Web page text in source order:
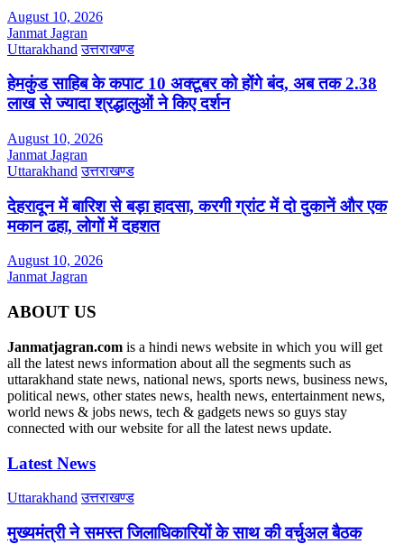
August 10, 2026
Janmat Jagran
Uttarakhand उत्तराखण्ड
हेमकुंड साहिब के कपाट 10 अक्टूबर को होंगे बंद, अब तक 2.38
लाख से ज्यादा श्रद्धालुओं ने किए दर्शन
August 10, 2026
Janmat Jagran
Uttarakhand उत्तराखण्ड
देहरादून में बारिश से बड़ा हादसा, करगी ग्रांट में दो दुकानें और एक
मकान ढहा, लोगों में दहशत
August 10, 2026
Janmat Jagran
ABOUT US
Janmatjagran.com is a hindi news website in which you will get
all the latest news information about all the segments such as
uttarakhand state news, national news, sports news, business news,
political news, other states news, health news, entertainment news,
world news & jobs news, tech & gadgets news so guys stay
connected with our website for all the latest news update.
Latest News
Uttarakhand उत्तराखण्ड
मुख्यमंत्री ने समस्त जिलाधिकारियों के साथ की वर्चुअल बैठक